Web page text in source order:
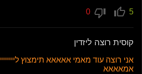
5
קוסית רוצה ליזדין
אני רוצה עוד מאמי אאאאא תימצוץ
אמאאאא